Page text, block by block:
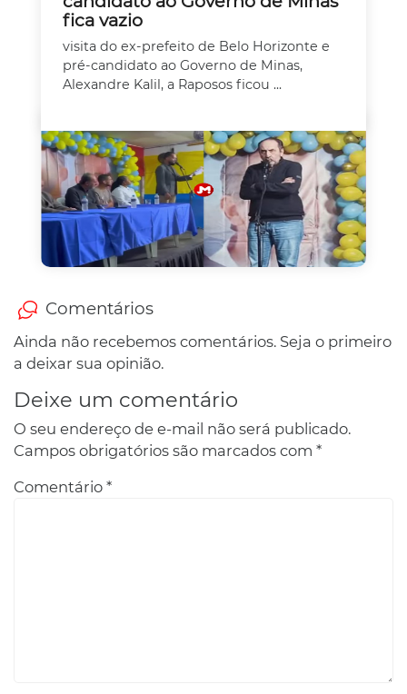
fica vazio
visita do ex-prefeito de Belo Horizonte e
pré-candidato ao Governo de Minas,
Alexandre Kalil, a Raposos ficou ...
Comentários
Ainda não recebemos comentários. Seja o primeiro
a deixar sua opinião.
Deixe um comentário
O seu endereço de e-mail não será publicado.
Campos obrigatórios são marcados com *
Comentário *